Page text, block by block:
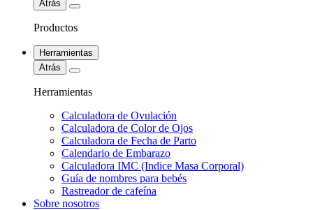
Atrás
Productos
Herramientas
Atrás
Herramientas
Calculadora de Ovulación
Calculadora de Color de Ojos
Calculadora de Fecha de Parto
Calendario de Embarazo
Calculadora IMC (Indice Masa Corporal)
Guía de nombres para bebés
Rastreador de cafeína
Sobre nosotros